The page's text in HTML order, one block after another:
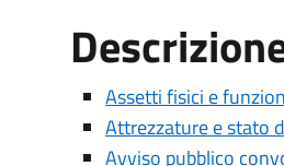
Assetti fisici e
Attrezzature e stato
Avviso pubblico